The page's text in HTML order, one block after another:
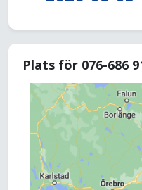
Plats för 076-686